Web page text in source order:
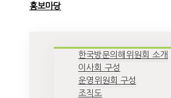
홍보마당
한국방문의해위원회 소개
이사회 구성
운영위원회 구성
조직도